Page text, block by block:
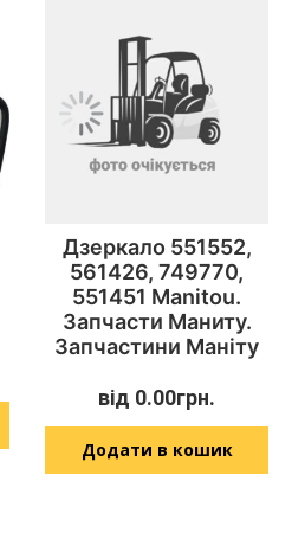
Дзеркало 551552,
561426, 749770,
551451 Manitou.
Запчасти Маниту.
Запчастини Маніту
від 0.00грн.
Додати в кошик